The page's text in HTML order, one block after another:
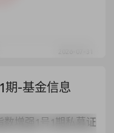
期-基金信息
数增强1号1期私募证